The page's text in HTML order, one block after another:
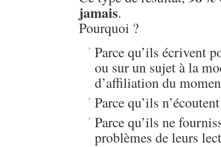
jamais.
Pourquoi ?
Parce qu’ils écrivent
ou sur un sujet à la
d’affiliation du
Parce qu’ils
Parce qu’ils ne
problèmes de leurs